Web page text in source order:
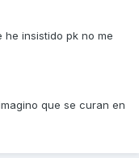
he insistido pk no me
que se curan en